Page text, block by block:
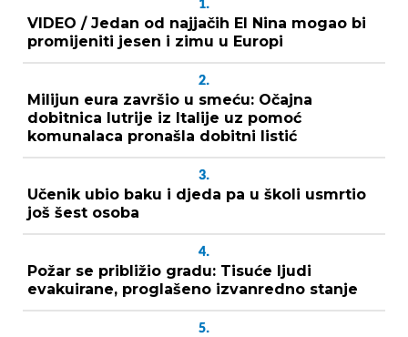
1.
VIDEO / Jedan od najjačih El Nina mogao bi
promijeniti jesen i zimu u Europi
2.
Milijun eura završio u smeću: Očajna
dobitnica lutrije iz Italije uz pomoć
komunalaca pronašla dobitni listić
3.
Učenik ubio baku i djeda pa u školi usmrtio
još šest osoba
4.
Požar se približio gradu: Tisuće ljudi
evakuirane, proglašeno izvanredno stanje
5.